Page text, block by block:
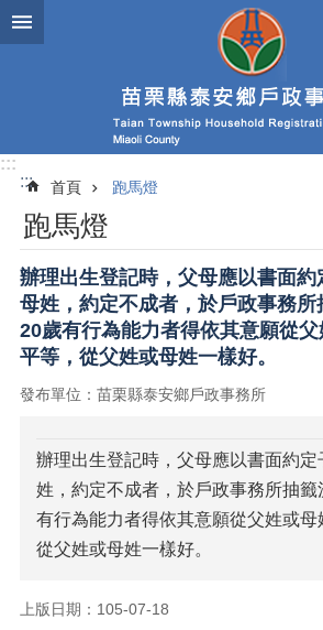
跳到主要內容區塊
:::
:::
首頁 跑馬燈
跑馬燈
辦理出生登記時，父母應以書面
母姓，約定不成者，於戶政事務
20歲有行為能力者得依其意願從父
平等，從父姓或母姓一樣好。
發布單位：苗栗縣泰安鄉戶政事務所
辦理出生登記時，父母應以書面約
姓，約定不成者，於戶政事務所抽
有行為能力者得依其意願從父姓或母
從父姓或母姓一樣好。
上版日期：105-07-18